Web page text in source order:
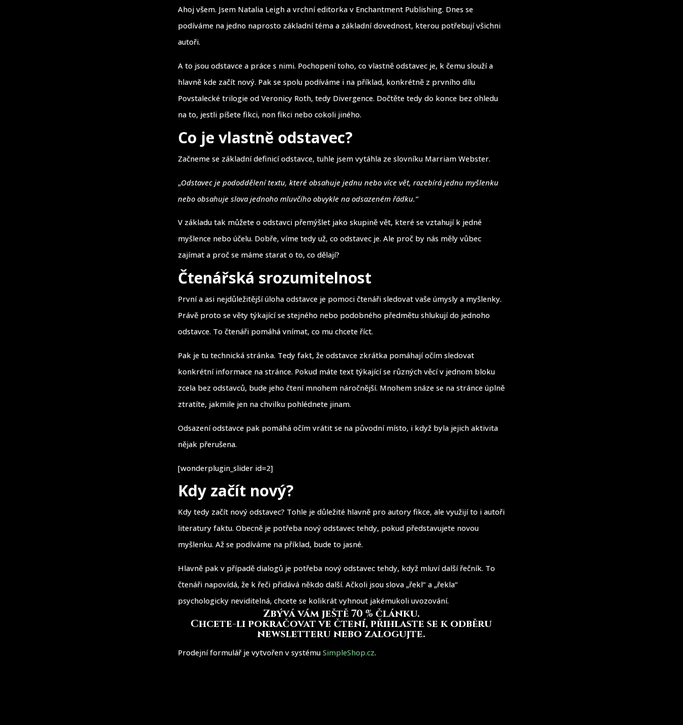
Ahoj všem. Jsem Natalia Leigh a vrchní editorka v Enchantment Publishing. Dnes se
podíváme na jedno naprosto základní téma a základní dovednost, kterou potřebují všichni
autoři.
A to jsou odstavce a práce s nimi. Pochopení toho, co vlastně odstavec je, k čemu slouží a
hlavně kde začít nový. Pak se spolu podíváme i na příklad, konkrétně z prvního dílu
Povstalecké trilogie od Veronicy Roth, tedy Divergence. Dočtěte tedy do konce bez ohledu
na to, jestli píšete fikci, non fikci nebo cokoli jiného.
Co je vlastně odstavec?
Začneme se základní definicí odstavce, tuhle jsem vytáhla ze slovníku Marriam Webster.
„Odstavec je pododdělení textu, které obsahuje jednu nebo více vět, rozebírá jednu myšlenku
nebo obsahuje slova jednoho mluvčího obvykle na odsazeném řádku.“
V základu tak můžete o odstavci přemýšlet jako skupině vět, které se vztahují k jedné
myšlence nebo účelu. Dobře, víme tedy už, co odstavec je. Ale proč by nás měly vůbec
zajímat a proč se máme starat o to, co dělají?
Čtenářská srozumitelnost
První a asi nejdůležitější úloha odstavce je pomoci čtenáři sledovat vaše úmysly a myšlenky.
Právě proto se věty týkající se stejného nebo podobného předmětu shlukují do jednoho
odstavce. To čtenáři pomáhá vnímat, co mu chcete říct.
Pak je tu technická stránka. Tedy fakt, že odstavce zkrátka pomáhají očím sledovat
konkrétní informace na stránce. Pokud máte text týkající se různých věcí v jednom bloku
zcela bez odstavců, bude jeho čtení mnohem náročnější. Mnohem snáze se na stránce úplně
ztratíte, jakmile jen na chvilku pohlédnete jinam.
Odsazení odstavce pak pomáhá očím vrátit se na původní místo, i když byla jejich aktivita
nějak přerušena.
[wonderplugin_slider id=2]
Kdy začít nový?
Kdy tedy začít nový odstavec? Tohle je důležité hlavně pro autory fikce, ale využijí to i autoři
literatury faktu. Obecně je potřeba nový odstavec tehdy, pokud představujete novou
myšlenku. Až se podíváme na příklad, bude to jasné.
Hlavně pak v případě dialogů je potřeba nový odstavec tehdy, když mluví další řečník. To
čtenáři napovídá, že k řeči přidává někdo další. Ačkoli jsou slova „řekl“ a „řekla“
psychologicky neviditelná, chcete se kolikrát vyhnout jakémukoli uvozování.
Zbývá vám ještě 70 % článku.
Chcete-li pokračovat ve čtení, přihlaste se k odběru
newsletteru nebo zalogujte.
Prodejní formulář je vytvořen v systémuSimpleShop.cz.